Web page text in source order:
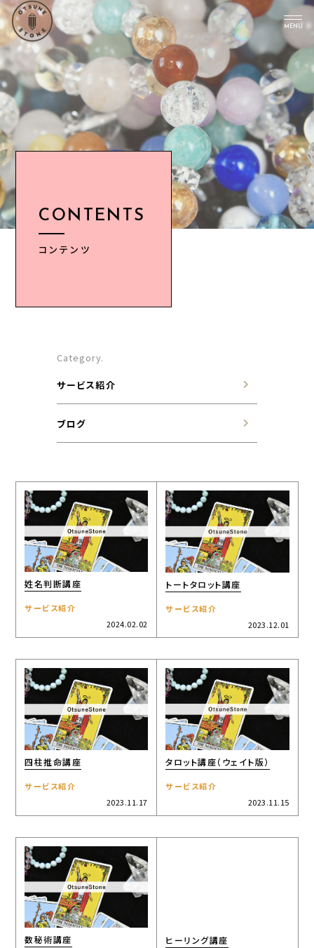
MENU
TOP
PICK UP
ABOUT US
Instagram
CONTENTS
NEWS
CONTACT
CONTENTS
コンテンツ
2024.02.02
サービス紹介
姓名判断講座
2023.12.01
サービス紹介
トートタロット講座
2023.11.17
サービス紹介
四柱推命講座
2023.11.15
サービス紹介
タロット講座（ウェイト版）
数秘術講座 ヒーリング講座
Category.
サービス紹介
ブログ